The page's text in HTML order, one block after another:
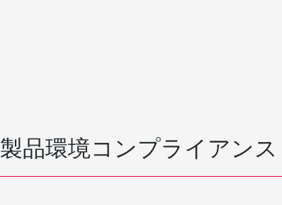
製品環境コンプライアンス